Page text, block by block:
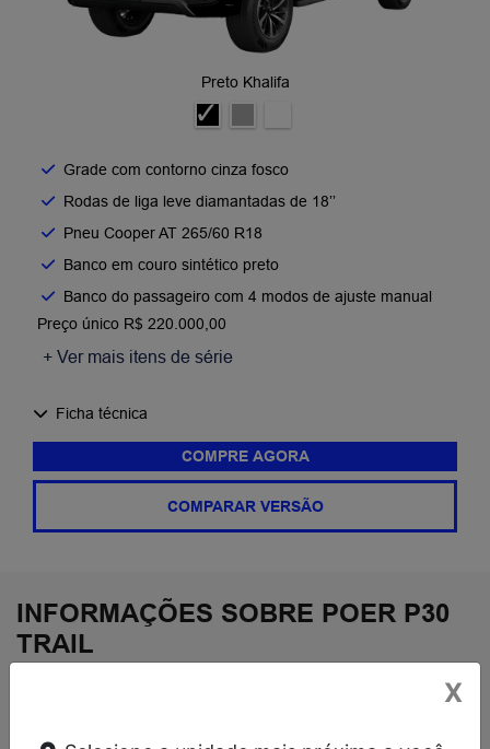
Preto Khalifa
Grade com contorno cinza fosco​
Rodas de liga leve diamantadas de 18’’​
Pneu Cooper AT 265/60 R18​
Banco em couro sintético preto​
Banco do passageiro com 4 modos de ajuste manual
Preço único R$ 220.000,00
+ Ver mais itens de série
Ficha técnica
COMPRE AGORA
COMPARAR VERSÃO
INFORMAÇÕES SOBRE POER P30
TRAIL
X